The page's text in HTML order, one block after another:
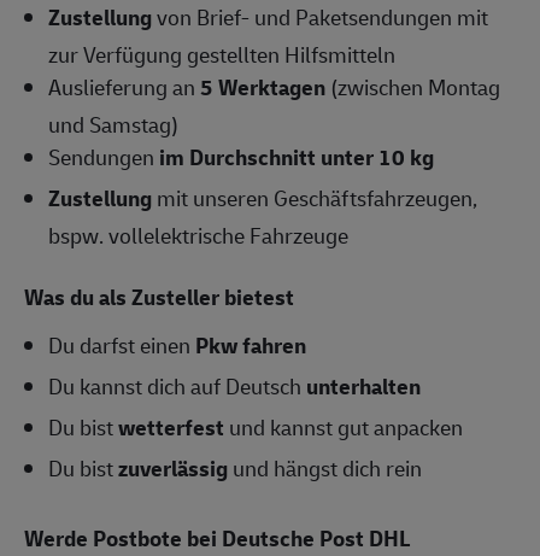
Zustellungvon Brief- und Paketsendungen mit
zur Verfügung gestellten Hilfsmitteln
Auslieferung an5 Werktagen (zwischen Montag
und Samstag)
Sendungen im Durchschnitt unter 10 kg
Zustellungmit unseren Geschäftsfahrzeugen,
bspw. vollelektrische Fahrzeuge
Was du als Zusteller bietest
Du darfst einen Pkw fahren
Du kannst dich auf Deutsch unterhalten
Du bistwetterfest und kannst gut anpacken
Du bistzuverlässigund hängst dich rein
Werde Postbote bei Deutsche Post DHL